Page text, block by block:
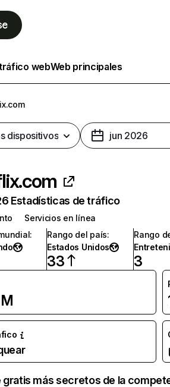
webWeb principales
dispositivos jun 2026
Estadísticas de tráfico
Servicios en línea
:
Rango del país:
Estados Unidos
33
Rango
3
gratis más secretos de la